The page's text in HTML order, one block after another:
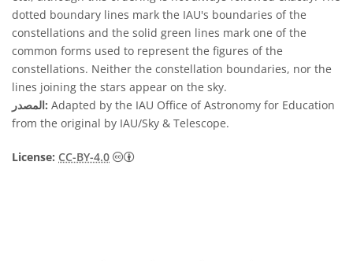
dotted boundary lines mark the IAU's boundaries of the
constellations and the solid green lines mark one of the
common forms used to represent the figures of the
constellations. Neither the constellation boundaries, nor the
lines joining the stars appear on the sky.
المصدر: Adapted by the IAU Office of Astronomy for Education
from the original by IAU/Sky & Telescope.
License: CC-BY-4.0